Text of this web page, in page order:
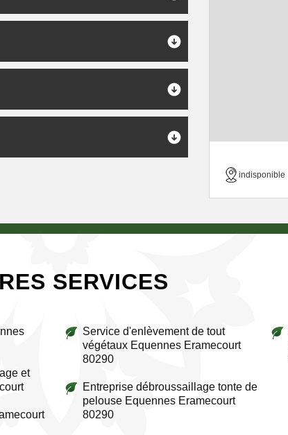
indisponible
SERVICES
et
Service d'enlèvement de tout
végétaux Equennes Eramecourt
80290
Entreprise débroussaillage tonte de
pelouse Equennes Eramecourt
80290